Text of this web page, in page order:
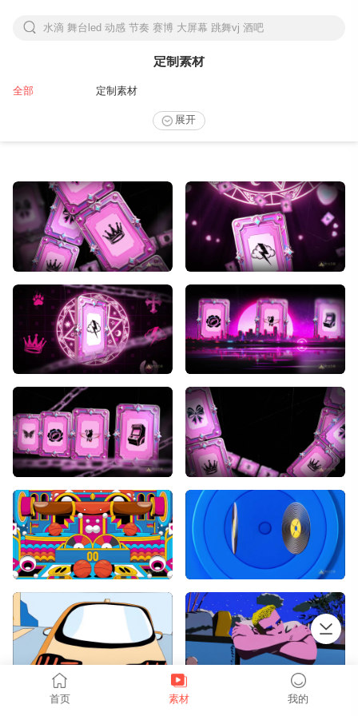
水滴 舞台led 动感 节奏 赛博 大屏幕 跳舞vj 酒吧
定制素材
全部 定制素材
展开
上拉加载
首页 素材 我的